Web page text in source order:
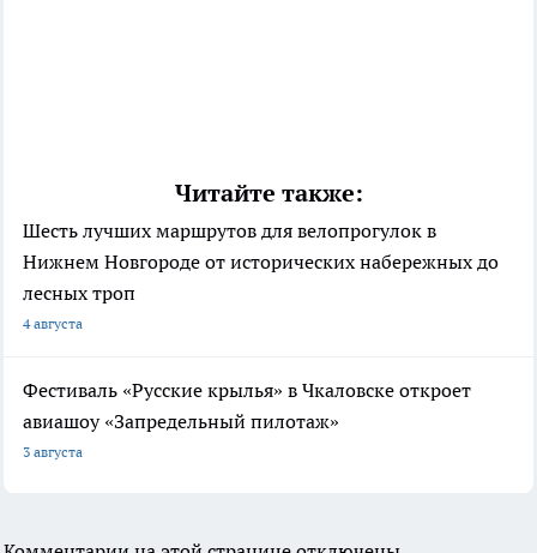
Читайте также:
Шесть лучших маршрутов для велопрогулок в
Нижнем Новгороде от исторических набережных до
лесных троп
4 августа
Фестиваль «Русские крылья» в Чкаловске откроет
авиашоу «Запредельный пилотаж»
3 августа